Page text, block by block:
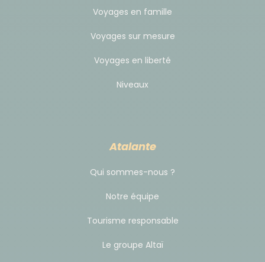
Voyages en famille
Voyages sur mesure
Voyages en liberté
Niveaux
Atalante
Qui sommes-nous ?
Notre équipe
Tourisme responsable
Le groupe Altaï